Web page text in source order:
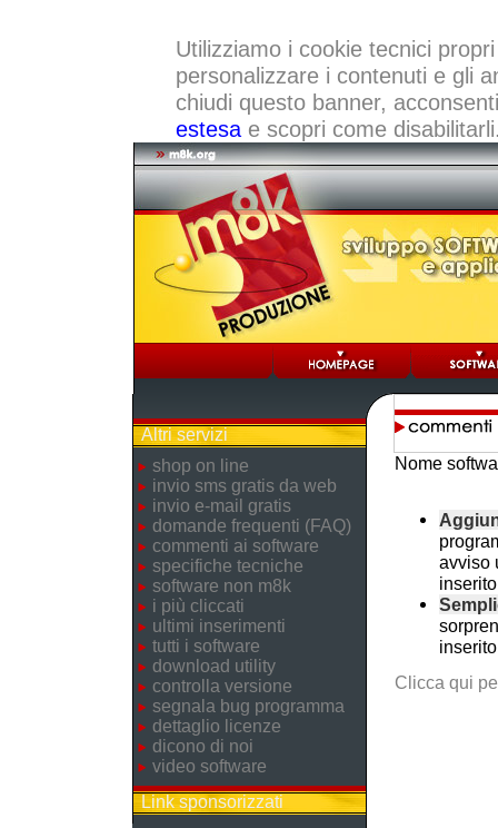
Utilizziamo i cookie tecnici
personalizzare i contenuti e gli
chiudi questo banner,
estesae scopri come
Altri servizi
shop on line
invio sms gratis da web
invio e-mail gratis
domande frequenti (FAQ)
commenti ai software
specifiche tecniche
software non m8k
i più cliccati
ultimi inserimenti
tutti i software
download utility
controlla versione
segnala bug programma
dettaglio licenze
dicono di noi
video software
Link sponsorizzati
Nome
avviso
Clicca qui